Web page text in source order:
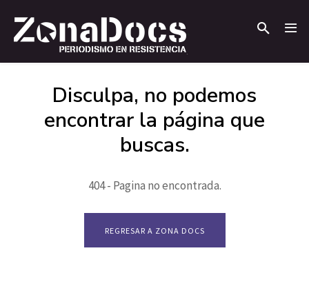
Disculpa, no podemos
encontrar la página que
buscas.
404 - Pagina no encontrada.
REGRESAR A ZONA DOCS